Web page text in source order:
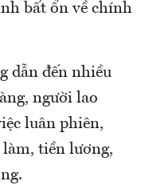
bất ổn về chính
dẫn đến nhiều
người lao
luân phiên,
tiền lương,